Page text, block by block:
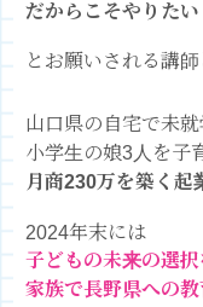
だからこそやりたい
とお願いされる講師
山口県の自宅で未就
小学生の娘3人を子
月商230万を築く起
2024年末には
子どもの未来の選
家族で長野県への教